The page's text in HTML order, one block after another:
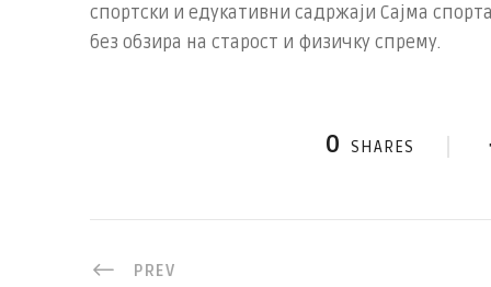
спортски и едукативни садржаји Сајма
без обзира на старост и физичку спрему.
0 SHARES
PREV